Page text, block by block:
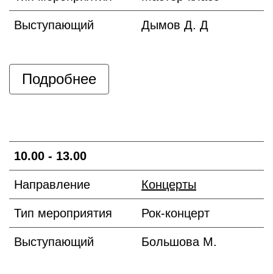
Выступающий Дымов Д. Д
Подробнее
10.00 - 13.00
Направление Концерты
Тип мероприятия Рок-концерт
Выступающий Большова М.